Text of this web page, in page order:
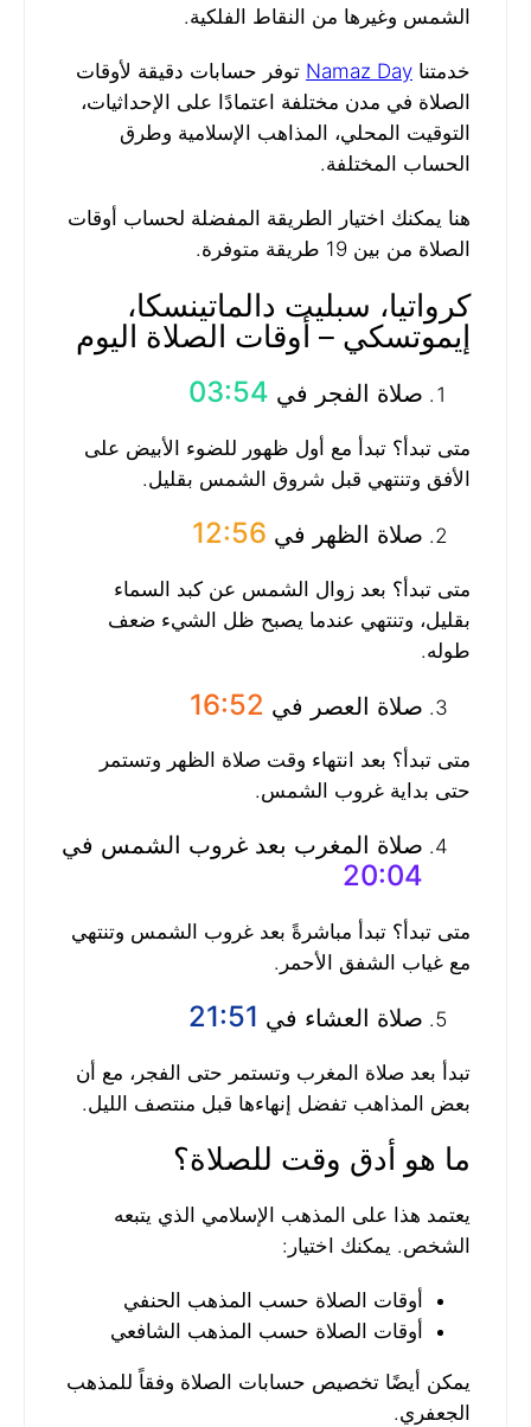
الشمس وغيرها من النقاط الفلكية.
خدمتنا Namaz Day توفر حسابات دقيقة لأوقات
الصلاة في مدن مختلفة اعتمادًا على الإحداثيات،
التوقيت المحلي، المذاهب الإسلامية وطرق
الحساب المختلفة.
هنا يمكنك اختيار الطريقة المفضلة لحساب أوقات
الصلاة من بين 19 طريقة متوفرة.
كرواتيا، سبليت دالماتينسكا،
إيموتسكي – أوقات الصلاة اليوم
صلاة الفجر في 03:54
متى تبدأ؟ تبدأ مع أول ظهور للضوء الأبيض على
الأفق وتنتهي قبل شروق الشمس بقليل.
صلاة الظهر في 12:56
متى تبدأ؟ بعد زوال الشمس عن كبد السماء
بقليل، وتنتهي عندما يصبح ظل الشيء ضعف
طوله.
صلاة العصر في 16:52
متى تبدأ؟ بعد انتهاء وقت صلاة الظهر وتستمر
حتى بداية غروب الشمس.
صلاة المغرب بعد غروب الشمس في
20:04
متى تبدأ؟ تبدأ مباشرةً بعد غروب الشمس وتنتهي
مع غياب الشفق الأحمر.
صلاة العشاء في 21:51
تبدأ بعد صلاة المغرب وتستمر حتى الفجر، مع أن
بعض المذاهب تفضل إنهاءها قبل منتصف الليل.
ما هو أدق وقت للصلاة؟
يعتمد هذا على المذهب الإسلامي الذي يتبعه
الشخص. يمكنك اختيار:
أوقات الصلاة حسب المذهب الحنفي
أوقات الصلاة حسب المذهب الشافعي
يمكن أيضًا تخصيص حسابات الصلاة وفقاً للمذهب
الجعفري.